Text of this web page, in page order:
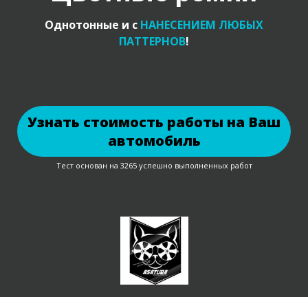
Однотонные и с НАНЕСЕНИЕМ ЛЮБЫХ
ПАТТЕРНОВ!
Узнать стоимость работы на Ваш
автомобиль
Тест основан на 3265 успешно выполненных работ